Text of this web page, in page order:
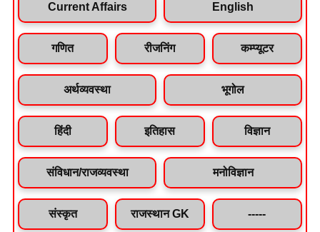
Current Affairs English
गणित रीजनिंग कम्प्यूटर
अर्थव्यवस्था भूगोल
हिंदी इतिहास विज्ञान
संविधान/राजव्यवस्था मनोविज्ञान
संस्कृत राजस्थान GK -----